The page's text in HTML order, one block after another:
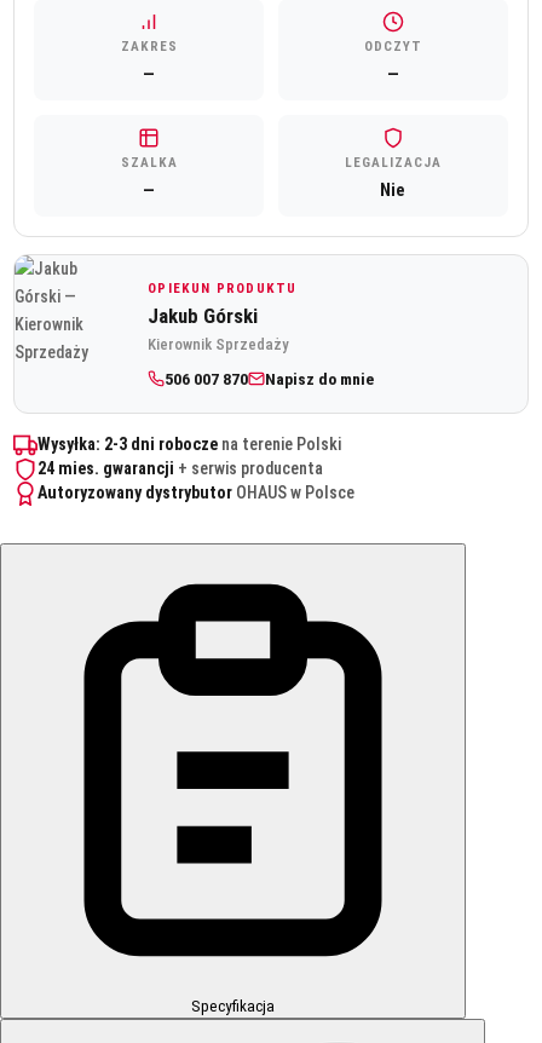
Specyfikacja
ZAKRES
—
ODCZYT
—
SZALKA
—
LEGALIZACJA
Nie
OPIEKUN PRODUKTU
Jakub Górski
Kierownik Sprzedaży
506 007 870 Napisz do mnie
Wysyłka: 2-3 dni robocze na terenie Polski
24 mies. gwarancji + serwis producenta
Autoryzowany dystrybutor OHAUS w Polsce